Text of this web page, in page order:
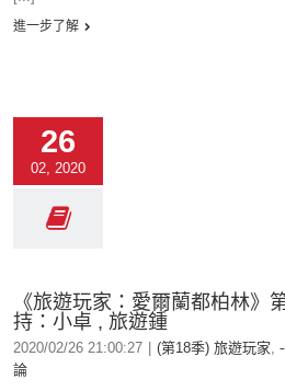
進一步了解
26
02, 2020
《旅遊玩家：愛爾蘭都柏林
持：小卓 , 旅遊鍾
2020/02/26 21:00:27 (第18季) 旅遊玩家,
論